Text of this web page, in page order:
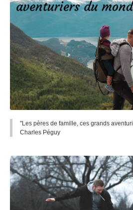
"Les pères de famille, ces grands
Charles Péguy